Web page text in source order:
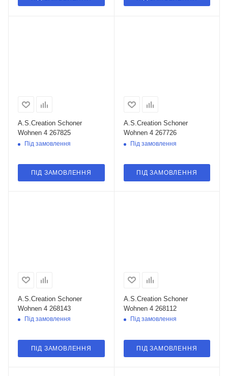
A.S.Creation Schoner
Wohnen 4 267825
Під замовлення
ПІД ЗАМОВЛЕННЯ
A.S.Creation Schoner
Wohnen 4 267726
Під замовлення
ПІД ЗАМОВЛЕННЯ
A.S.Creation Schoner
Wohnen 4 268143
Під замовлення
ПІД ЗАМОВЛЕННЯ
A.S.Creation Schoner
Wohnen 4 268112
Під замовлення
ПІД ЗАМОВЛЕННЯ